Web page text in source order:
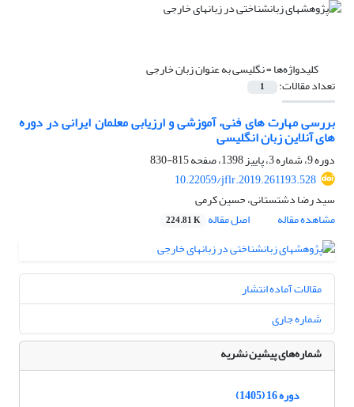
کلیدواژه‌ها =نگلیسی به عنوان زبان خارجی
تعداد مقالات: 1
بررسی مهارت های فنی، آموزشی و ارزیابی معلمان ایرانی در دوره
های آنلاین زبان انگلیسی
دوره 9، شماره 3، پاییز 1398، صفحه
815-830
10.22059/jflr.2019.261193.528
سید رضا دشتستانی، حسین کرمی
مشاهده مقاله
اصل مقاله 224.81 K
مقالات آماده انتشار
شماره جاری
شماره‌های پیشین نشریه
دوره 16 (1405)